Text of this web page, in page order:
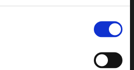
tout en
effet de couleur